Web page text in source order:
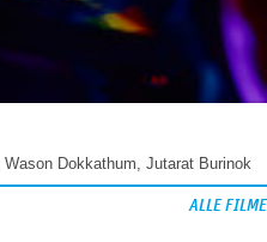
Wason Dokkathum, Jutarat Burinok
ALLE FILME